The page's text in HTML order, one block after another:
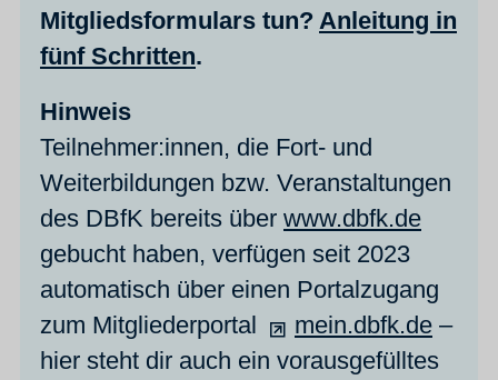
Mitgliedsformulars tun? Anleitung in
fünf Schritten.
Hinweis
Teilnehmer:innen, die Fort- und
Weiterbildungen bzw. Veranstaltungen
des DBfK bereits über www.dbfk.de
gebucht haben, verfügen seit 2023
automatisch über einen Portalzugang
zum Mitgliederportal
mein.dbfk.de –
hier steht dir auch ein vorausgefülltes